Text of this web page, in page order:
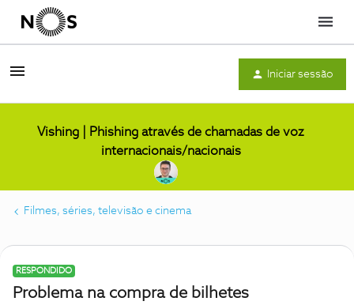
Menu
Iniciar sessão
Vishing | Phishing através de chamadas de voz
internacionais/nacionais
Filmes, séries, televisão e cinema
RESPONDIDO
Problema na compra de bilhetes